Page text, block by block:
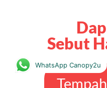
Sebut
WhatsApp Canopy2u